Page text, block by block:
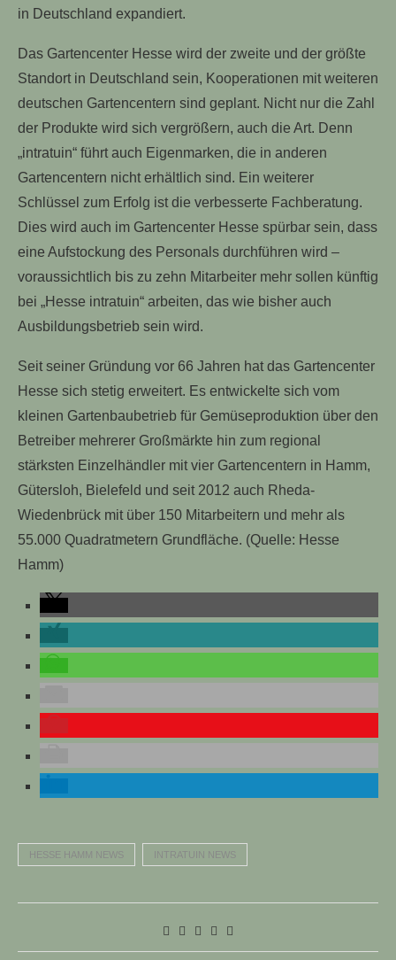
in Deutschland expandiert.
Das Gartencenter Hesse wird der zweite und der größte
Standort in Deutschland sein, Kooperationen mit weiteren
deutschen Gartencentern sind geplant. Nicht nur die Zahl
der Produkte wird sich vergrößern, auch die Art. Denn
„intratuin“ führt auch Eigenmarken, die in anderen
Gartencentern nicht erhältlich sind. Ein weiterer
Schlüssel zum Erfolg ist die verbesserte Fachberatung.
Dies wird auch im Gartencenter Hesse spürbar sein, dass
eine Aufstockung des Personals durchführen wird –
voraussichtlich bis zu zehn Mitarbeiter mehr sollen künftig
bei „Hesse intratuin“ arbeiten, das wie bisher auch
Ausbildungsbetrieb sein wird.
Seit seiner Gründung vor 66 Jahren hat das Gartencenter
Hesse sich stetig erweitert. Es entwickelte sich vom
kleinen Gartenbaubetrieb für Gemüseproduktion über den
Betreiber mehrerer Großmärkte hin zum regional
stärksten Einzelhändler mit vier Gartencentern in Hamm,
Gütersloh, Bielefeld und seit 2012 auch Rheda-
Wiedenbrück mit über 150 Mitarbeitern und mehr als
55.000 Quadratmetern Grundfläche. (Quelle: Hesse
Hamm)
HESSE HAMM NEWS INTRATUIN NEWS